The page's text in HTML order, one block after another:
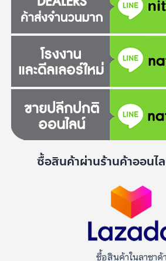
ซื้อสินค้าผ่านร้านค้าออนไ
ซื้อสินค้าในลาซาด้า